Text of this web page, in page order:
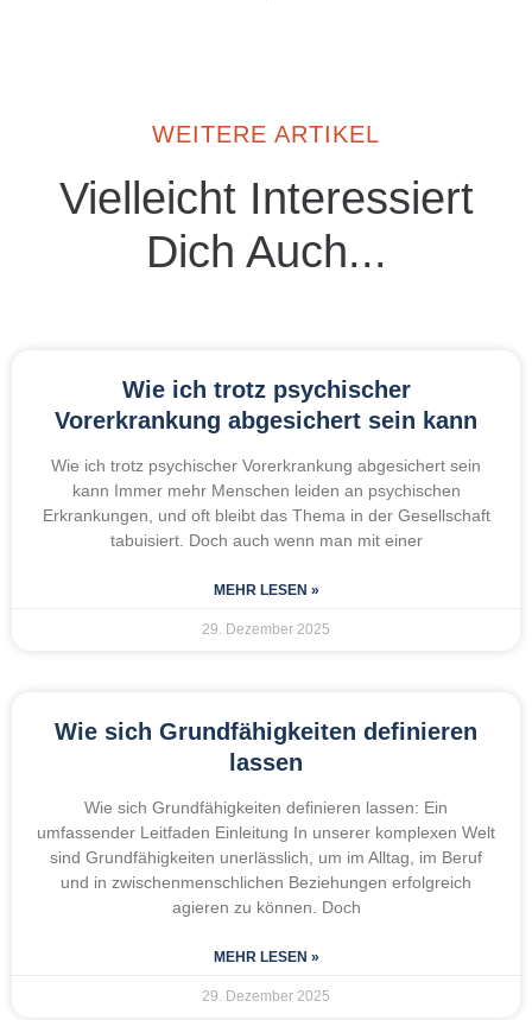
WEITERE ARTIKEL
Vielleicht Interessiert
Dich Auch...
Wie ich trotz psychischer
Vorerkrankung abgesichert sein kann
Wie ich trotz psychischer Vorerkrankung abgesichert sein
kann Immer mehr Menschen leiden an psychischen
Erkrankungen, und oft bleibt das Thema in der Gesellschaft
tabuisiert. Doch auch wenn man mit einer
MEHR LESEN »
29. Dezember 2025
Wie sich Grundfähigkeiten definieren
lassen
Wie sich Grundfähigkeiten definieren lassen: Ein
umfassender Leitfaden Einleitung In unserer komplexen Welt
sind Grundfähigkeiten unerlässlich, um im Alltag, im Beruf
und in zwischenmenschlichen Beziehungen erfolgreich
agieren zu können. Doch
MEHR LESEN »
29. Dezember 2025